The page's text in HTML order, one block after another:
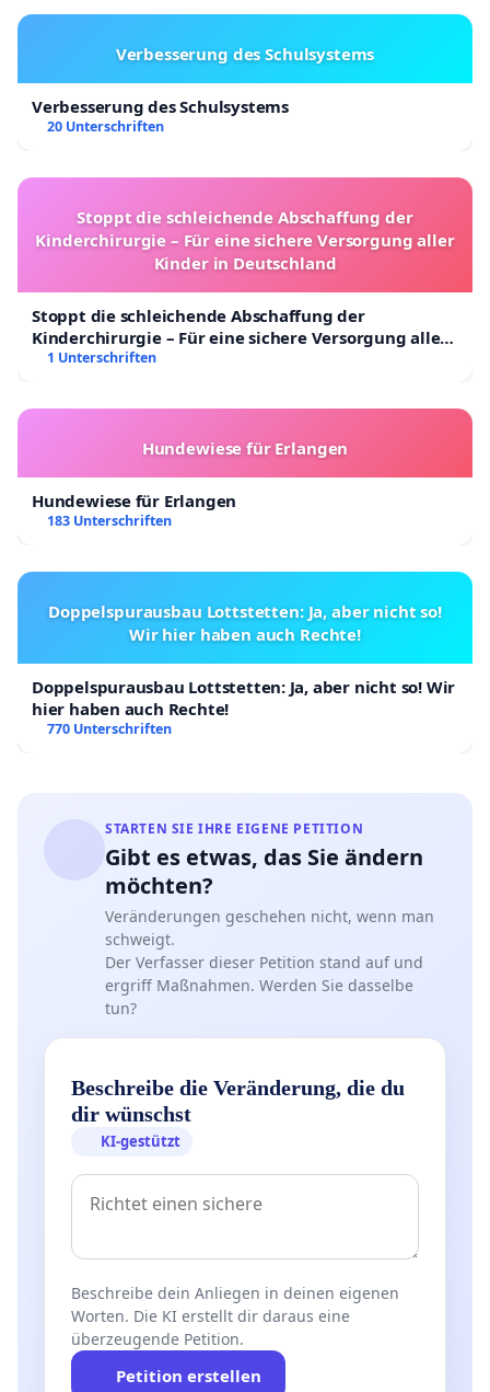
Verbesserung des Schulsystems
Verbesserung des Schulsystems
20 Unterschriften
Stoppt die schleichende Abschaffung der
Kinderchirurgie – Für eine sichere Versorgung aller
Kinder in Deutschland
Stoppt die schleichende Abschaffung der
Kinderchirurgie – Für eine sichere Versorgung aller
Kinder in Deutschland
1 Unterschriften
Hundewiese für Erlangen
Hundewiese für Erlangen
183 Unterschriften
Doppelspurausbau Lottstetten: Ja, aber nicht so!
Wir hier haben auch Rechte!
Doppelspurausbau Lottstetten: Ja, aber nicht so! Wir
hier haben auch Rechte!
770 Unterschriften
STARTEN SIE IHRE EIGENE PETITION
Gibt es etwas, das Sie ändern
möchten?
Veränderungen geschehen nicht, wenn man
schweigt.
Der Verfasser dieser Petition stand auf und
ergriff Maßnahmen. Werden Sie dasselbe
tun?
Beschreibe die Veränderung, die du
dir wünschst
KI-gestützt
Beschreibe dein Anliegen in deinen eigenen
Worten. Die KI erstellt dir daraus eine
überzeugende Petition.
Petition erstellen